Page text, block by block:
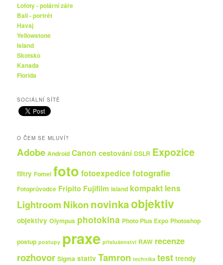
Lofoty - polární záře
Bali - portrét
Havaj
Yellowstone
Island
Skotsko
Kanada
Florida
SOCIÁLNÍ SÍTĚ
O ČEM SE MLUVÍ?
Adobe Android Canon cestování DSLR Expozice
filtry Fomei foto fotoexpedice fotografie
Fotoprůvodce Fripito Fujifilm Island kompakt lens
Lightroom Nikonnovinkaobjektiv
objektivy Olympus photokina Photo Plus Expo Photoshop
postup postupy praxe příslušenství RAW recenze
rozhovor Sigma stativ Tamron technika test trendy